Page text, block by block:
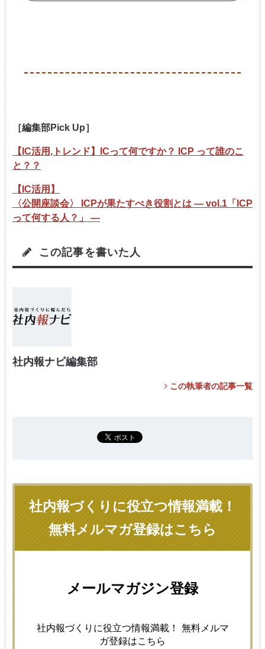
［編集部Pick Up］
【IC活用,トレンド】ICって何ですか？ ICP って誰のこ
と？？
【IC活用】
〈公開座談会〉 ICPが果たすべき役割とは — vol.1「ICP
って何する人？」 —
この記事を書いた人
社内報ナビ編集部
この執筆者の記事一覧
社内報づくりに役立つ情報満載！
無料メルマガ登録はこちら